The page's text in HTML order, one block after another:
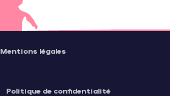
Mentions légales
Politique de confidentialité